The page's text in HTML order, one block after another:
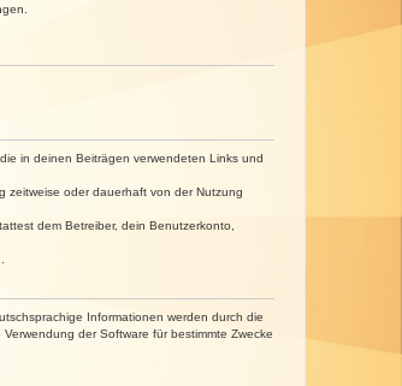
in deinen Beiträgen verwendeten Links und
zeitweise oder dauerhaft von der Nutzung
dem Betreiber, dein Benutzerkonto,
Informationen werden durch die
der Software für bestimmte Zwecke